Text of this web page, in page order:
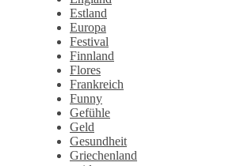
Estland
Europa
Festival
Finnland
Flores
Frankreich
Funny
Gefühle
Geld
Gesundheit
Griechenland